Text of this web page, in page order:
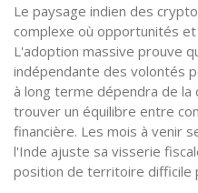
Le paysage indien des
complexe où opportunités
L'adoption massive prouve
indépendante des volontés
à long terme dépendra de la
trouver un équilibre entre
financière. Les mois à venir
l'Inde ajuste sa visserie
position de territoire difficile